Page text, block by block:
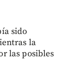
sido
la
las posibles